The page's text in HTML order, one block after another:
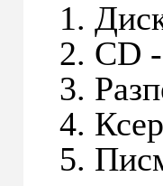
1.
2. CD
3.
4.
5.